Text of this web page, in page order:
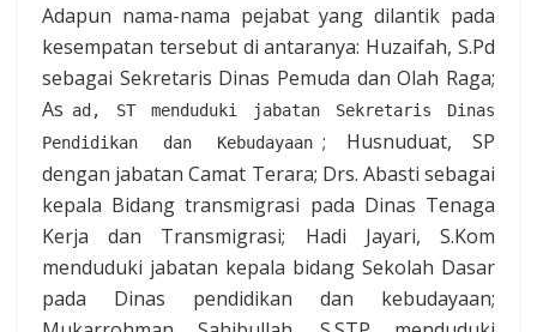
Adapun nama-nama pejabat yang dilantik pada
kesempatan tersebut di antaranya: Huzaifah, S.Pd
sebagai Sekretaris Dinas Pemuda dan Olah Raga;
As ad, ST menduduki jabatan Sekretaris Dinas
Pendidikan dan Kebudayaan ; Husnuduat, SP
dengan jabatan Camat Terara; Drs. Abasti sebagai
kepala Bidang transmigrasi pada Dinas Tenaga
Kerja dan Transmigrasi; Hadi Jayari, S.Kom
menduduki jabatan kepala bidang Sekolah Dasar
pada Dinas pendidikan dan kebudayaan;